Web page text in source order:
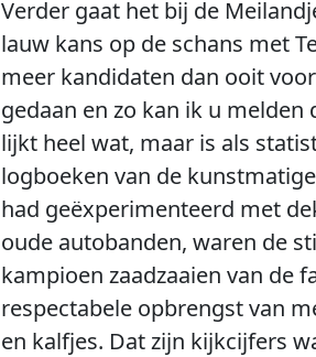
Verder gaat het bij de
lauw kans op de schans met
meer kandidaten dan ooit
gedaan en zo kan ik u melden
lijkt heel wat, maar is als
logboeken van de
had geëxperimenteerd met
oude autobanden, waren de
kampioen zaadzaaien van de
respectabele opbrengst van
en kalfjes. Dat zijn kijkcijfers